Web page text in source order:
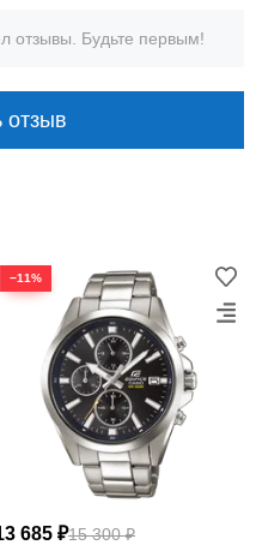
отзывы. Будьте первым!
отзыв
−11%
685 ₽15 300 ₽